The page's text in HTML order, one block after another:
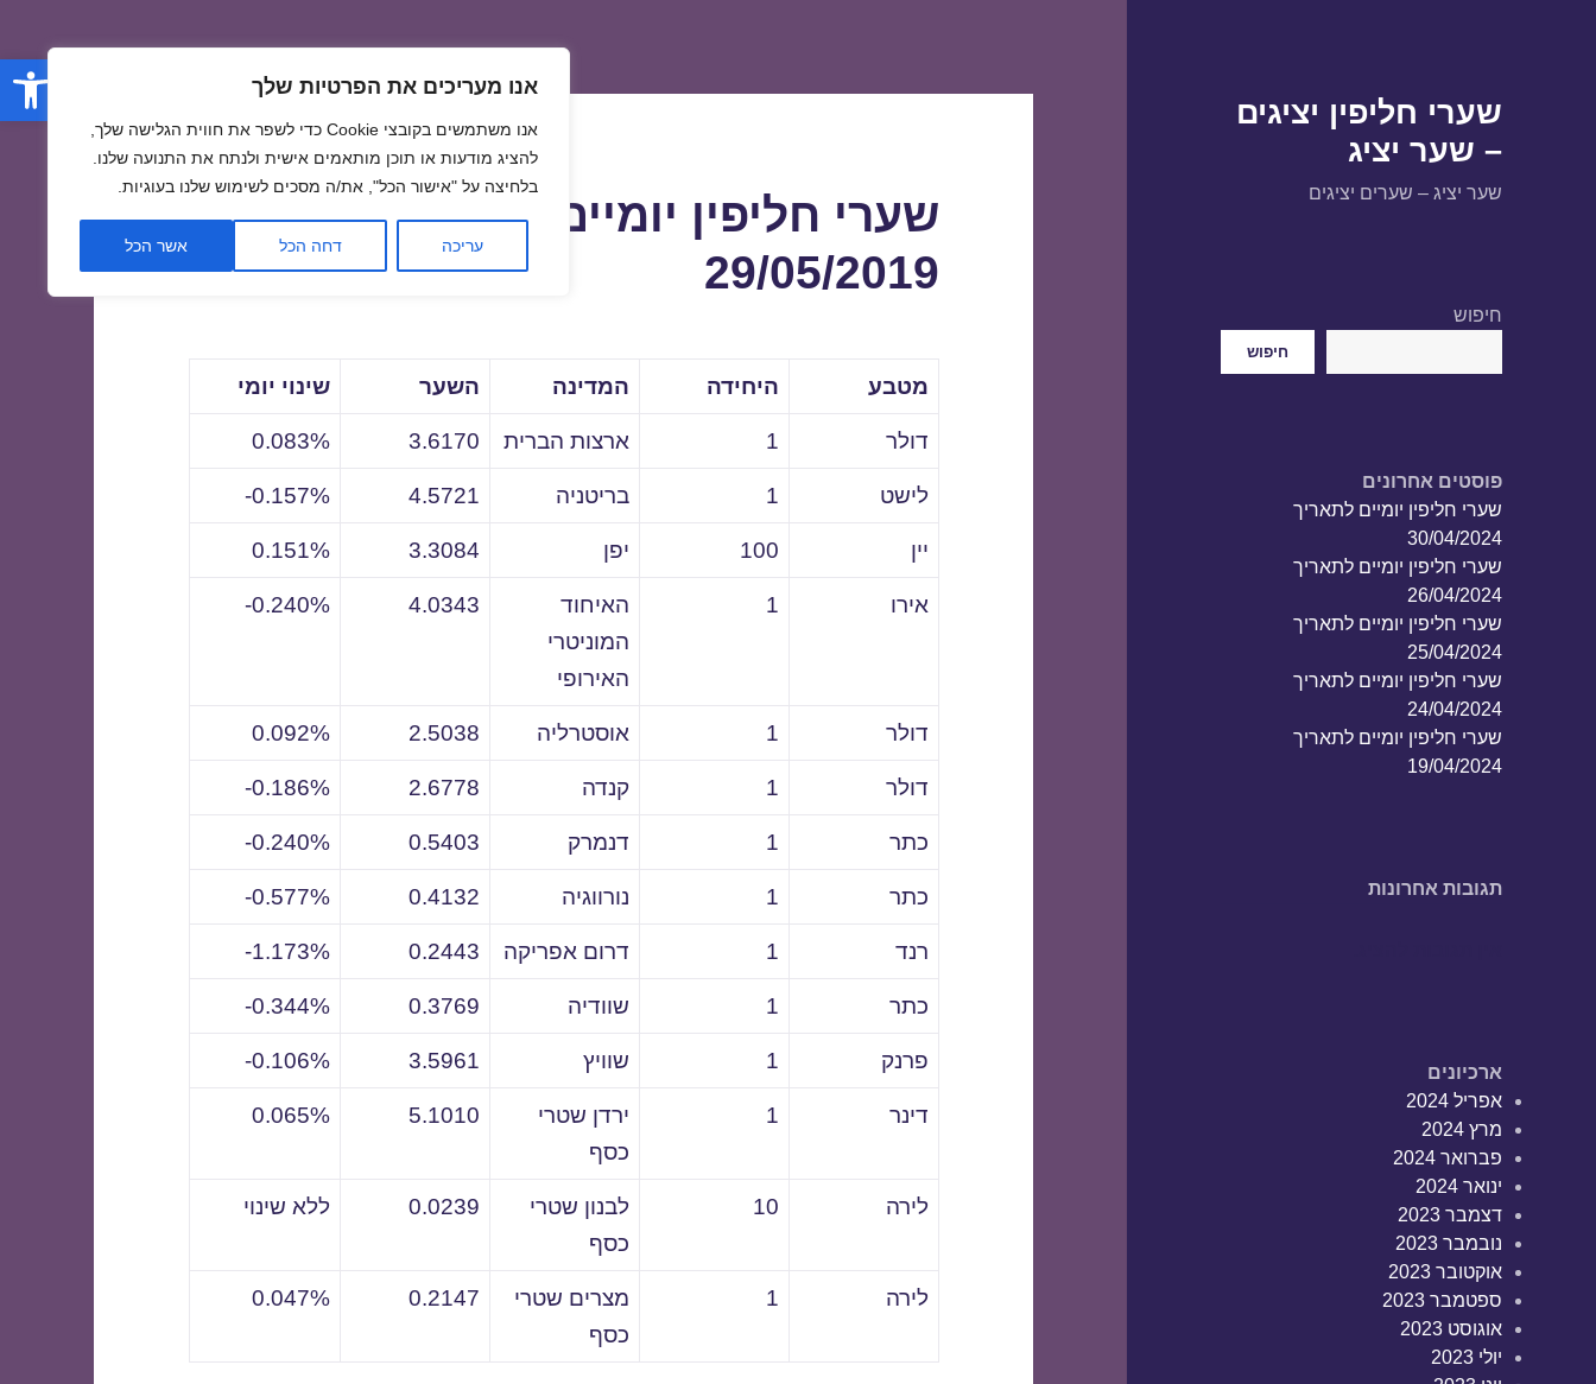
פתח אנו מעריכים את הפרטיות שלך
אנו משתמשים בקובצי Cookie כדי לשפר את חווית הגלישה שלך,
להציג מודעות או תוכן מותאמים אישית ולנתח את התנועה שלנו.
בלחיצה על "אישור הכל", את/ה מסכים לשימוש שלנו בעוגיות.
עריכה דחה הכל אשר הכל
שערי חליפין יציגים
– שער יציג
שער יציג – שערים יציגים
חיפוש
חיפוש
פוסטים אחרונים
שערי חליפין יומיים לתאריך
30/04/2024
שערי חליפין יומיים לתאריך
26/04/2024
שערי חליפין יומיים לתאריך
25/04/2024
שערי חליפין יומיים לתאריך
24/04/2024
שערי חליפין יומיים לתאריך
19/04/2024
תגובות אחרונות
ארכיונים
אפריל 2024
מרץ 2024
פברואר 2024
ינואר 2024
דצמבר 2023
נובמבר 2023
אוקטובר 2023
ספטמבר 2023
אוגוסט 2023
יולי 2023
שערי חליפין יומיים לתאריך
29/05/2019
מטבע היחידה המדינה השער שינוי יומי
דולר 1 ארצות הברית 3.6170
0.083%
לישט 1 בריטניה 4.5721
0.157%-
יין 100 יפן 3.3084
0.151%
אירו 1
האיחוד
המוניטרי
האירופי
4.0343
0.240%-
דולר 1 אוסטרליה 2.5038
0.092%
דולר 1 קנדה 2.6778
0.186%-
כתר 1 דנמרק 0.5403
0.240%-
כתר 1 נורווגיה 0.4132
0.577%-
רנד 1 דרום אפריקה 0.2443
1.173%-
כתר 1 שוודיה 0.3769
0.344%-
פרנק 1 שוויץ 3.5961
0.106%-
דינר 1
ירדן שטרי
כסף
5.1010
0.065%
לירה 10
לבנון שטרי
כסף
0.0239 ללא שינוי
לירה 1
מצרים שטרי
כסף
0.2147
0.047%